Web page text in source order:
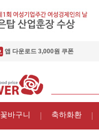
앱 다운로드 3,000원 쿠폰
꽃바구니 축하화환